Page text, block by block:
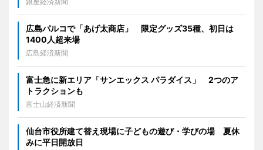
広島パルコで「あげ太商店」 限定グッズ35種、初日は
1400人超来場
広島経済新聞
富士急に新エリア「サンエックス パラダイス」 2つのア
トラクションも
富士山経済新聞
仙台市役所建て替え現場に子どもの遊び・学びの場 夏休
みに平日開放日